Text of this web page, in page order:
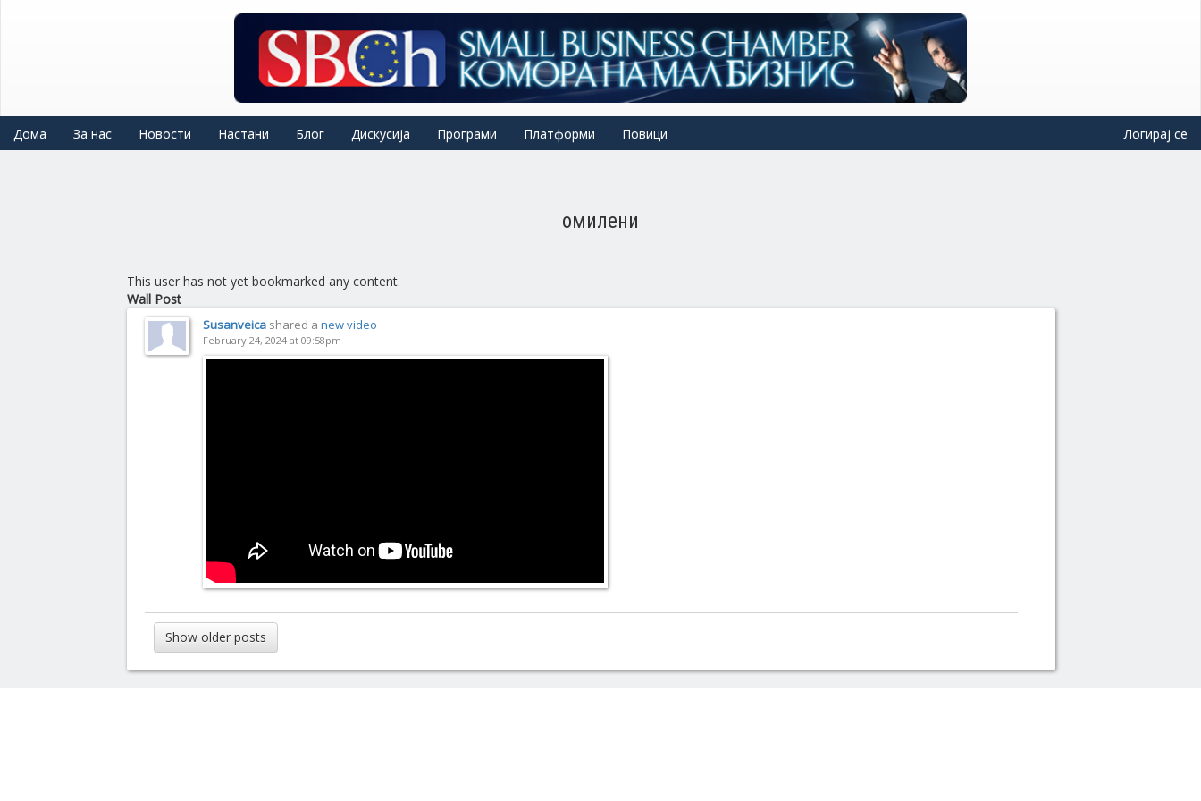
Дома За нас Новости Настани Блог Дискусија Програми Платформи Повици Логирај се
омилени
This user has not yet bookmarked any content.
Wall Post
Susanveica shared a new video
February 24, 2024 at 09:58pm
Show older posts